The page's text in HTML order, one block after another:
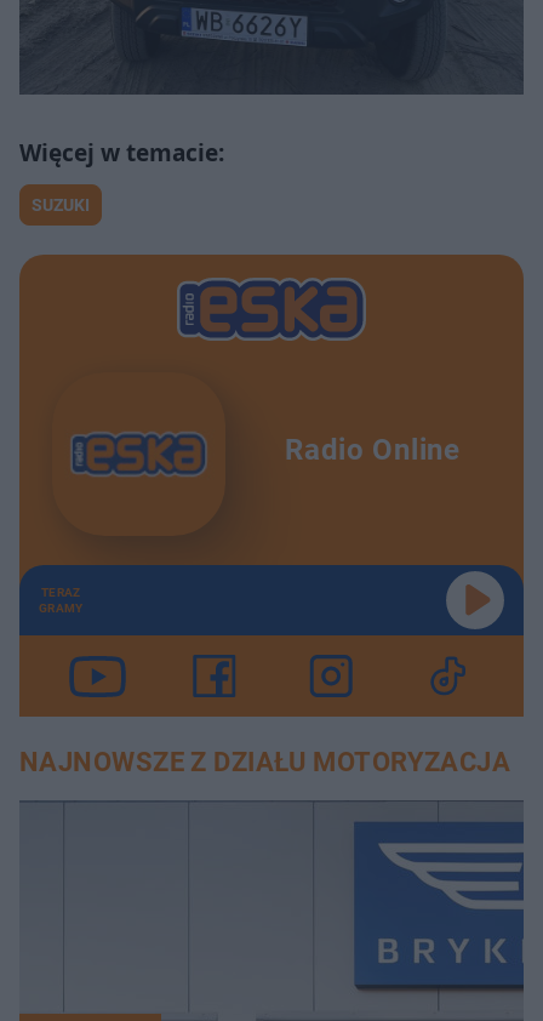
SUZUKI
Radio Online
TERAZ
GRAMY
NAJNOWSZE Z DZIAŁU MOTORYZACJA